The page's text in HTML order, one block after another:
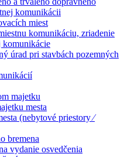
komunikácii
miest
komunikáciu, zriadenie
komunikácie
úrad pri stavbách pozemných
majetku
mesta
(nebytové priestory ⁄
bremena
vydanie osvedčenia